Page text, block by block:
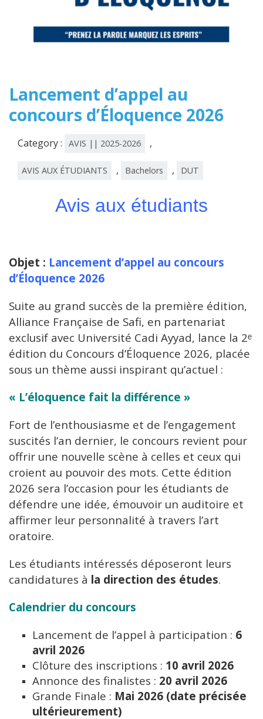
Lancement d’appel au
concours d’Éloquence 2026
Category : AVIS || 2025-2026 ,
AVIS AUX ÉTUDIANTS , Bachelors , DUT
Avis aux étudiants
Objet : Lancement d’appel au concours
d’Éloquence 2026
Suite au grand succès de la première édition,
Alliance Française de Safi, en partenariat
exclusif avec Université Cadi Ayyad, lance la 2ᵉ
édition du Concours d’Éloquence 2026, placée
sous un thème aussi inspirant qu’actuel :
« L’éloquence fait la différence »
Fort de l’enthousiasme et de l’engagement
suscités l’an dernier, le concours revient pour
offrir une nouvelle scène à celles et ceux qui
croient au pouvoir des mots. Cette édition
2026 sera l’occasion pour les étudiants de
défendre une idée, émouvoir un auditoire et
affirmer leur personnalité à travers l’art
oratoire.
Les étudiants intéressés déposeront leurs
candidatures à la direction des études.
Calendrier du concours
Lancement de l’appel à participation : 6
avril 2026
Clôture des inscriptions : 10 avril 2026
Annonce des finalistes : 20 avril 2026
Grande Finale : Mai 2026 (date précisée
ultérieurement)